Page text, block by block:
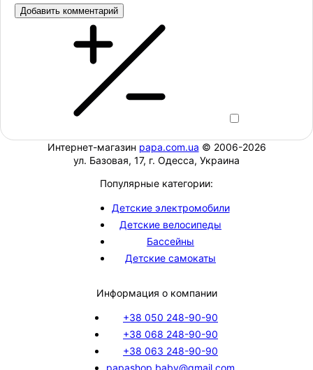
Добавить комментарий
Интернет-магазин papa.com.ua © 2006-2026
ул. Базовая, 17, г. Одесса, Украина
Популярные категории:
Детские электромобили
Детские велосипеды
Бассейны
Детские самокаты
Информация о компании
+38 050 248-90-90
+38 068 248-90-90
+38 063 248-90-90